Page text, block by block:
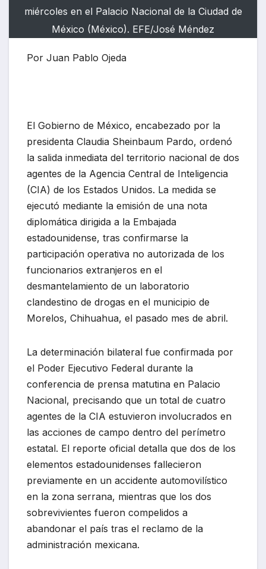
miércoles en el Palacio Nacional de la Ciudad de
México (México). EFE/José Méndez
Por Juan Pablo Ojeda
El Gobierno de México, encabezado por la
presidenta Claudia Sheinbaum Pardo, ordenó
la salida inmediata del territorio nacional de dos
agentes de la Agencia Central de Inteligencia
(CIA) de los Estados Unidos. La medida se
ejecutó mediante la emisión de una nota
diplomática dirigida a la Embajada
estadounidense, tras confirmarse la
participación operativa no autorizada de los
funcionarios extranjeros en el
desmantelamiento de un laboratorio
clandestino de drogas en el municipio de
Morelos, Chihuahua, el pasado mes de abril.
La determinación bilateral fue confirmada por
el Poder Ejecutivo Federal durante la
conferencia de prensa matutina en Palacio
Nacional, precisando que un total de cuatro
agentes de la CIA estuvieron involucrados en
las acciones de campo dentro del perímetro
estatal. El reporte oficial detalla que dos de los
elementos estadounidenses fallecieron
previamente en un accidente automovilístico
en la zona serrana, mientras que los dos
sobrevivientes fueron compelidos a
abandonar el país tras el reclamo de la
administración mexicana.